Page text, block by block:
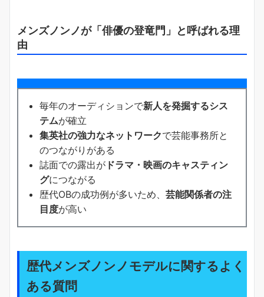
メンズノンノが「俳優の登竜門」と呼ばれる理
由
毎年のオーディションで新人を発掘するシス
テムが確立
集英社の強力なネットワークで芸能事務所と
のつながりがある
誌面での露出が ドラマ・映画のキャスティン
グにつながる
歴代OBの成功例が多いため、 芸能関係者の注
目度が高い
歴代メンズノンノモデルに関するよく
ある質問